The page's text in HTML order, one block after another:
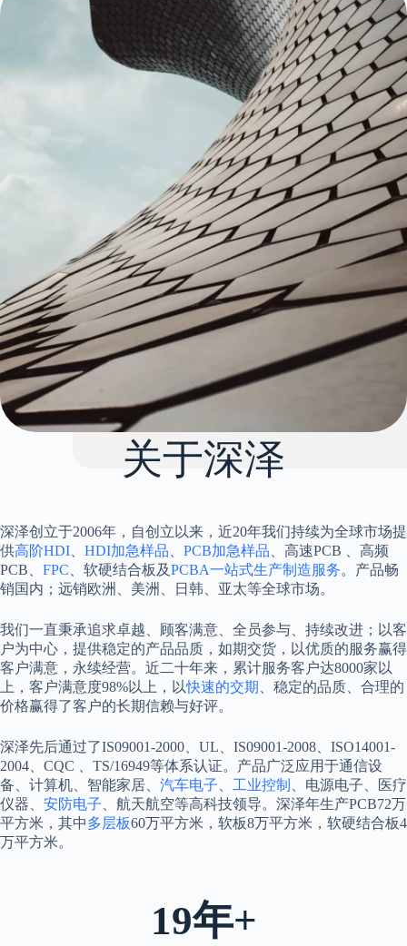
关于深泽
深泽创立于2006年，自创立以来，近20年我们持续为全球市场提
供高阶HDI HDI加急样品 PCB加急样品 、高速PCB 、高频
PCB、 FPC 、软硬结合板及PCBA一站式生产制造服务。产品畅
销国内；远销欧洲、美洲、日韩、亚太等全球市场。
我们一直秉承追求卓越、顾客满意、全员参与、持续改进；以客
户为中心，提供稳定的产品品质，如期交货，以优质的服务赢得
客户满意，永续经营。近二十年来，累计服务客户达8000家以
上，客户满意度98%以上，以快速的交期
、稳定的品质、合理的
价格赢得了客户的长期信赖与好评。
深泽先后通过了IS09001-2000、UL、IS09001-2008、ISO14001-
2004、CQC 、TS/16949等体系认证。产品广泛应用于通信设
备、计算机、智能家居、 汽车电子 工业控制
、电源电子、医疗
仪器、 安防电子 、航天航空等高科技领导。深泽年生产PCB72万
平方米，其中多层板60万平方米，软板8万平方米，软硬结合板4
万平方米。
19年+